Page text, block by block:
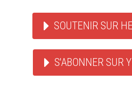
SOUTENIR SUR
S'ABONNER SUR